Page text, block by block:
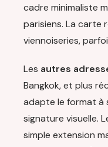
cadre minimaliste
parisiens. La carte
viennoiseries,
Les autres
Bangkok, et plus
adapte le format à
signature visuelle.
simple extension